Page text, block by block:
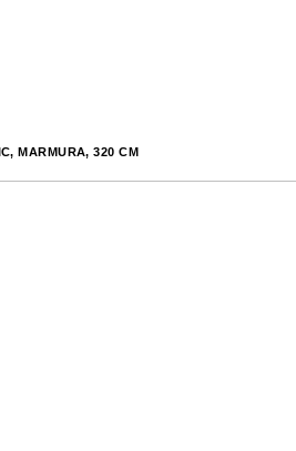
MARMURĂ, 320 CM